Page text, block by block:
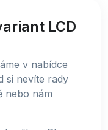
LCD
v nabídce
si nevíte rady
nebo nám